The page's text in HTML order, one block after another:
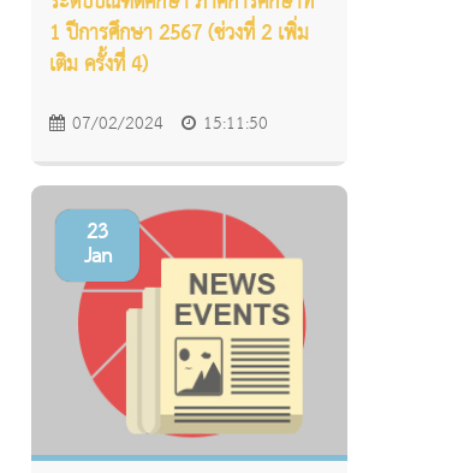
1 ปีการศึกษา 2567 (ช่วงที่ 2 เพิ่ม
เติม ครั้งที่ี 4)
07/02/2024 15:11:50
23
Jan